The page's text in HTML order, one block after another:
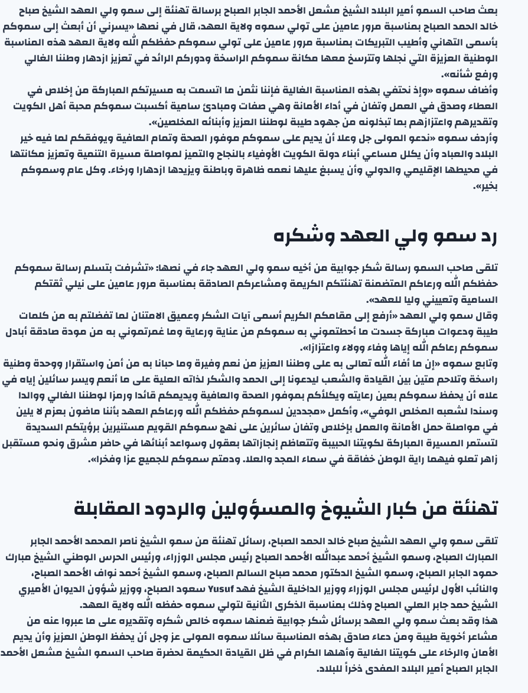
بعث صاحب السمو أمير البلاد الشيخ مشعل الأحمد الجابر الصباح برسالة تهنئة إلى سمو ولي العهد الشيخ صباح
خالد الحمد الصباح بمناسبة مرور عامين على تولي سموه ولاية العهد، قال في نصها «يسرني أن أبعث إلى سموكم
بأسمى التهاني وأطيب التبريكات بمناسبة مرور عامين على تولي سموكم حفظكم الله ولاية العهد هذه المناسبة
الوطنية العزيزة التي نجلها وتترسخ معها مكانة سموكم الراسخة ودوركم الرائد في تعزيز ازدهار وطننا الغالي
ورفع شأنه».
وأضاف سموه «وإذ نحتفي بهذه المناسبة الغالية فإننا نثمن ما اتسمت به مسيرتكم المباركة من إخلاص في
العطاء وصدق في العمل وتفان في أداء الأمانة وهي صفات ومبادئ سامية أكسبت سموكم محبة أهل الكويت
وتقديرهم واعتزازهم بما تبذلونه من جهود طيبة لوطننا العزيز وأبنائه المخلصين».
وأردف سموه «ندعو المولى جل وعلا أن يديم على سموكم موفور الصحة وتمام العافية ويوفقكم لما فيه خير
البلاد والعباد وأن يكلل مساعي أبناء دولة الكويت الأوفياء بالنجاح والتميز لمواصلة مسيرة التنمية وتعزيز مكانتها
في محيطها الإقليمي والدولي وأن يسبغ عليها نعمه ظاهرة وباطنة ويزيدها ازدهارا ورخاء. وكل عام وسموكم
بخير».
رد سمو ولي العهد وشكره
تلقى صاحب السمو رسالة شكر جوابية من أخيه سمو ولي العهد جاء في نصها: «تشرفت بتسلم رسالة سموكم
حفظكم الله ورعاكم المتضمنة تهنئتكم الكريمة ومشاعركم الصادقة بمناسبة مرور عامين على نيلي ثقتكم
السامية وتعييني وليا للعهد».
وقال سمو ولي العهد «أرفع إلى مقامكم الكريم أسمى آيات الشكر وعميق الامتنان لما تفضلتم به من كلمات
طيبة ودعوات مباركة جسدت ما أحطتموني به سموكم من عناية ورعاية وما غمرتموني به من مودة صادقة أبادل
سموكم رعاكم الله إياها وفاء وولاء واعتزازا».
وتابع سموه «إن ما أفاء الله تعالى به على وطننا العزيز من نعم وفيرة وما حبانا به من أمن واستقرار ووحدة وطنية
راسخة وتلاحم متين بين القيادة والشعب ليدعونا إلى الحمد والشكر لذاته العلية على ما أنعم ويسر سائلين إياه في
علاه أن يحفظ سموكم بعين رعايته ويكلأكم بموفور الصحة والعافية ويديمكم قائدا ورمزا لوطننا الغالي ووالدا
وسندا لشعبه المخلص الوفي»، وأكمل «مجددين لسموكم حفظكم الله ورعاكم العهد بأننا ماضون بعزم لا يلين
في مواصلة حمل الأمانة والعمل بإخلاص وتفان سائرين على نهج سموكم القويم مستنيرين برؤيتكم السديدة
لتستمر المسيرة المباركة لكويتنا الحبيبة وتتعاظم إنجازاتها بعقول وسواعد أبنائها في حاضر مشرق ونحو مستقبل
زاهر تعلو فيهما راية الوطن خفاقة في سماء المجد والعلا. ودمتم سموكم للجميع عزا وفخرا».
تهنئة من كبار الشيوخ والمسؤولين والردود المقابلة
تلقى سمو ولي العهد الشيخ صباح خالد الحمد الصباح، رسائل تهنئة من سمو الشيخ ناصر المحمد الأحمد الجابر
المبارك الصباح، وسمو الشيخ أحمد عبدالله الأحمد الصباح رئيس مجلس الوزراء، ورئيس الحرس الوطني الشيخ مبارك
حمود الجابر الصباح، وسمو الشيخ الدكتور محمد صباح السالم الصباح، وسمو الشيخ أحمد نواف الأحمد الصباح،
والنائب الأول لرئيس مجلس الوزراء ووزير الداخلية الشيخ فهد Yusuf سعود الصباح، ووزير شؤون الديوان الأميري
الشيخ حمد جابر العلي الصباح وذلك بمناسبة الذكرى الثانية لتولي سموه حفظه الله ولاية العهد.
هذا وقد بعث سمو ولي العهد برسائل شكر جوابية ضمنها سموه خالص شكره وتقديره على ما عبروا عنه من
مشاعر أخوية طيبة ومن دعاء صادق بهذه المناسبة سائلا سموه المولى عز وجل أن يحفظ الوطن العزيز وأن يديم
الأمان والرخاء على كويتنا الغالية وأهلها الكرام في ظل القيادة الحكيمة لحضرة صاحب السمو الشيخ مشعل الأحمد
الجابر الصباح أمير البلاد المفدى ذخراً للبلاد.